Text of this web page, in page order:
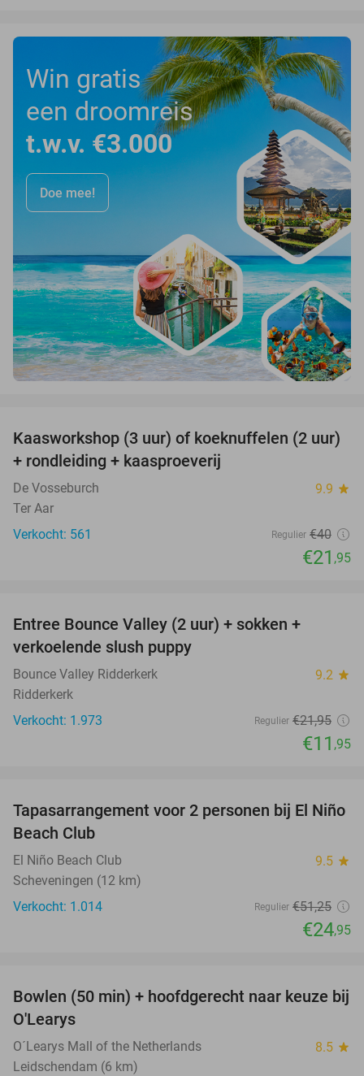
Win gratis
een droomreis
t.w.v. €3.000
Doe mee!
45%
Kaasworkshop (3 uur) of koeknuffelen (2 uur)
+ rondleiding + kaasproeverij
De Vosseburch 9.9 star
Ter Aar
Verkocht: 561
Regulier €40
€21 ,95
Entree Bounce Valley (2 uur) + sokken +
verkoelende slush puppy
Bounce Valley Ridderkerk 9.2 star
Ridderkerk
Verkocht: 1.973
Regulier €21,95
€11 ,95
51%
Tapasarrangement voor 2 personen bij El Niño
Beach Club
El Niño Beach Club 9.5 star
Scheveningen (12 km)
Verkocht: 1.014
Regulier €51,25
€24,95
38%
Bowlen (50 min) + hoofdgerecht naar keuze bij
O'Learys
O´Learys Mall of the Netherlands 8.5 star
Leidschendam (6 km)